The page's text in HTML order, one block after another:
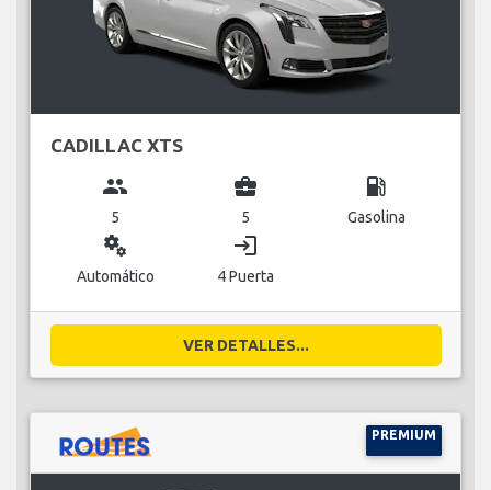
CADILLAC XTS
group
5
business_center
5
local_gas_station
Gasolina
miscellaneous_services
Automático
login
4 Puerta
VER DETALLES...
PREMIUM